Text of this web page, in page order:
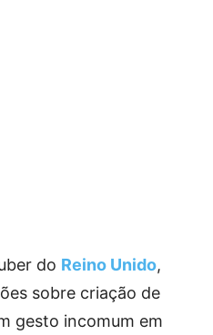
do Reino Unido,
sobre criação de
gesto incomum em